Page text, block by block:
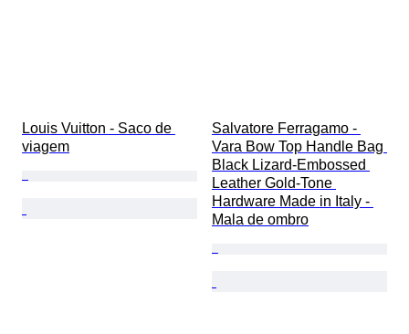
Louis Vuitton - Saco de
viagem
Salvatore Ferragamo -
Vara Bow Top Handle Bag
Black Lizard-Embossed
Leather Gold-Tone
Hardware Made in Italy -
Mala de ombro